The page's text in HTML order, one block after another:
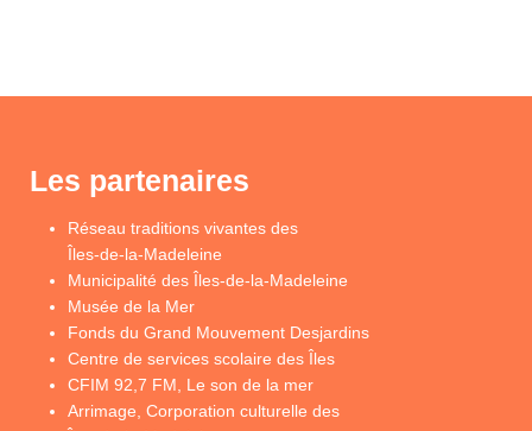
Les partenaires
Réseau traditions vivantes des
Îles-de-la-Madeleine
Municipalité des Îles-de-la-Madeleine
Musée de la Mer
Fonds du Grand Mouvement Desjardins
Centre de services scolaire des Îles
CFIM 92,7 FM, Le son de la mer
Arrimage, Corporation culturelle des